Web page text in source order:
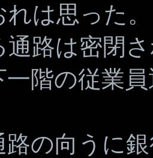
れは思った
通路は密閉
一階の従業
の向うに